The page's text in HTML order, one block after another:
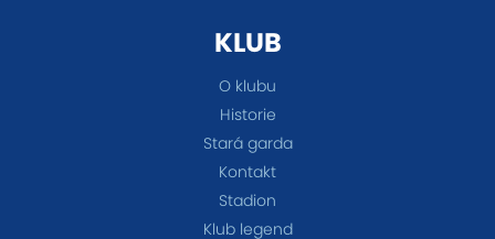
KLUB
O klubu
Historie
Stará garda
Kontakt
Stadion
Klub legend